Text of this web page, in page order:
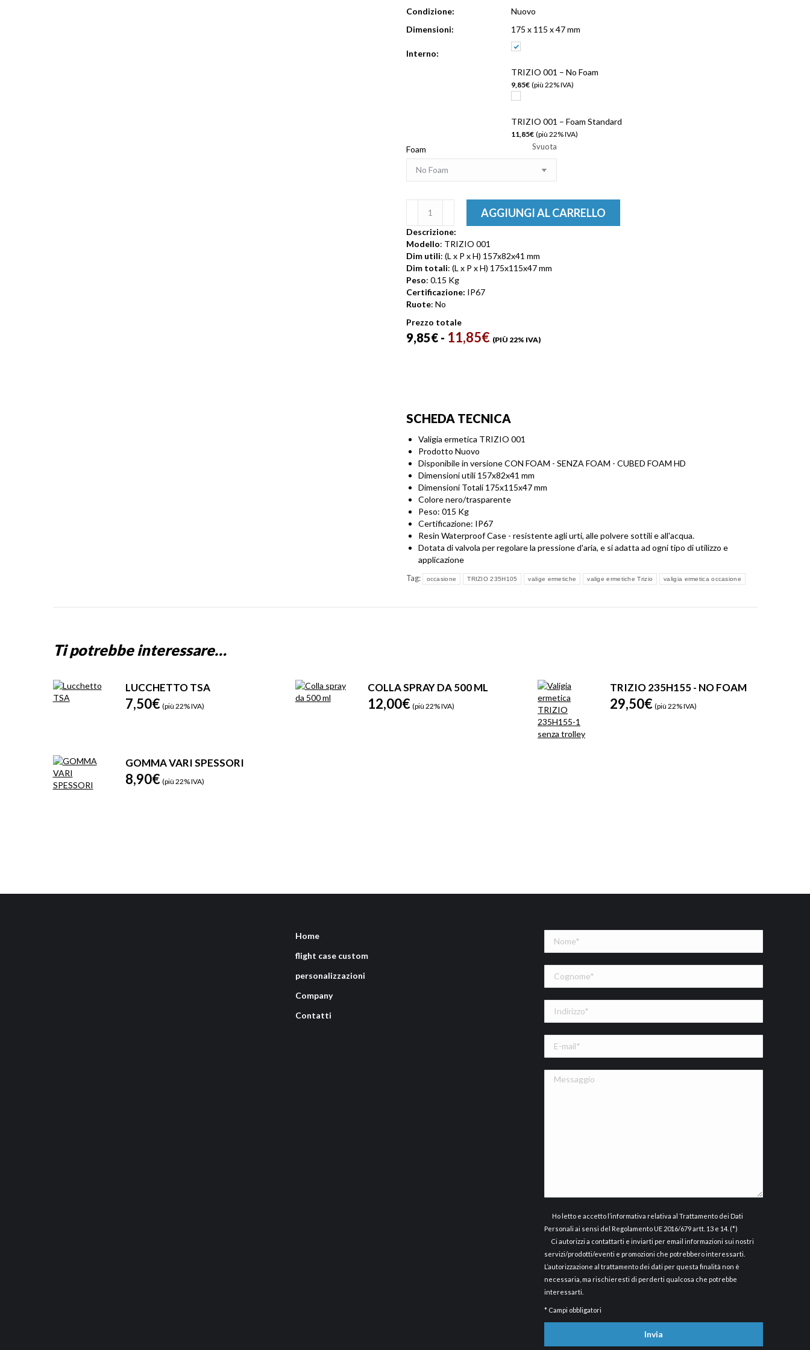
Condizione:
Nuovo
Dimensioni:
175 x 115 x 47 mm
Interno:
TRIZIO 001 – No Foam
9,85€ (più 22% IVA)
TRIZIO 001 – Foam Standard
11,85€ (più 22% IVA)
Foam Svuota
quantità
AGGIUNGI AL CARRELLO
Descrizione:
Modello: TRIZIO 001
Dim utili: (L x P x H) 157x82x41 mm
Dim totali: (L x P x H) 175x115x47 mm
Peso: 0.15 Kg
Certificazione: IP67
Ruote: No
Prezzo totale
9,85€ - 11,85€FASCIA
A
11,85€
(PIÙ 22% IVA)
SCHEDA TECNICA
Valigia ermetica TRIZIO 001
Prodotto Nuovo
Disponibile in versione CON FOAM - SENZA FOAM - CUBED FOAM HD
Dimensioni utili 157x82x41 mm
Dimensioni Totali 175x115x47 mm
Colore nero/trasparente
Peso: 015 Kg
Certificazione: IP67
Resin Waterproof Case - resistente agli urti, alle polvere sottili e all'acqua.
Dotata di valvola per regolare la pressione d'aria, e si adatta ad ogni tipo di utilizzo e
applicazione
Tag: occasione TRIZIO 235H105 valige ermetiche valige ermetiche Trizio valigia ermetica occasione
Ti potrebbe interessare…
LUCCHETTO TSA
7,50€ (più 22% IVA)
COLLA SPRAY DA 500 ML
12,00€ (più 22% IVA)
TRIZIO 235H155 - NO FOAM
29,50€ (più 22% IVA)
GOMMA VARI SPESSORI
8,90€ (più 22% IVA)
Home
flight case custom
personalizzazioni
Company
Contatti
Ho letto e accetto l’informativa relativa al Trattamento dei Dati
Personali ai sensi del Regolamento UE 2016/679 artt. 13 e 14. (*)
Ci autorizzi a contattarti e inviarti per email informazioni sui nostri
servizi/prodotti/eventi e promozioni che potrebbero interessarti.
L’autorizzazione al trattamento dei dati per questa finalità non è
necessaria, ma rischieresti di perderti qualcosa che potrebbe
interessarti.
* Campi obbligatori